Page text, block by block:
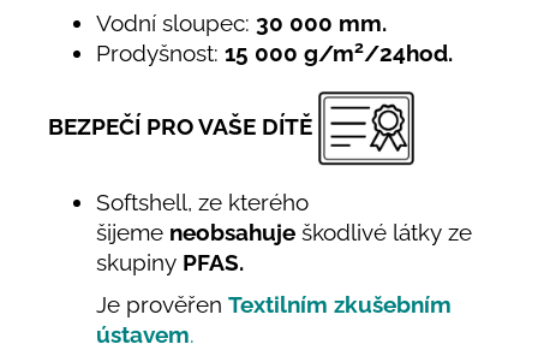
Vodní sloupec: 30 000 mm.
Prodyšnost: 15 000 g/m2/24hod.
BEZPEČÍ PRO VAŠE DÍTĚ
Softshell, ze kterého
šijeme neobsahuje škodlivé látky ze
skupiny PFAS.
Je prověřen Textilním zkušebním
ústavem.